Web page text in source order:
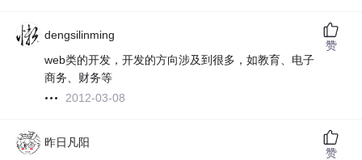
dengsilinming
web类的开发，开发的方向涉及到很多，如教育、电子
商务、财务等
2012-03-08
赞
昨日凡阳
赞